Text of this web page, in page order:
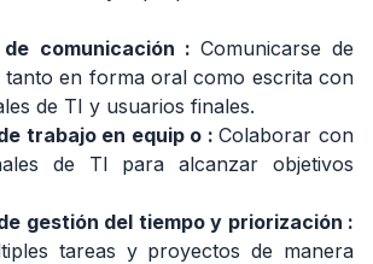
comunicación : Comunicarse de
tanto en forma oral como escrita con
de TI y usuarios finales.
trabajo en equip o :Colaborar con
de TI para alcanzar objetivos
gestión del tiempo y priorización :
tareas y proyectos de manera